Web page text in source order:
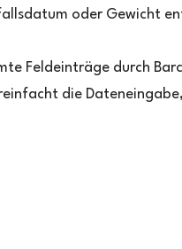
oder Gewicht
Feldeinträge durch
die